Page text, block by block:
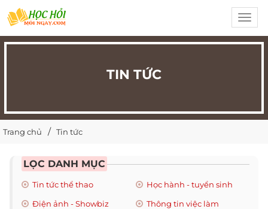
TIN TỨC
Trang chủ Tin tức
LỌC DANH MỤC
Tin tức thể thao
Học hành - tuyển sinh
Điện ảnh - Showbiz
Thông tin việc làm